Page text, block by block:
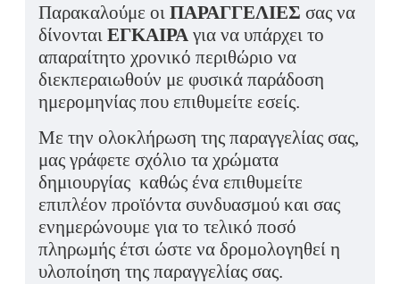
Παρακαλούμε οι ΠΑΡΑΓΓΕΛΙΕΣ σας να
δίνονται ΕΓΚΑΙΡΑ για να υπάρχει το
απαραίτητο χρονικό περιθώριο να
διεκπεραιωθούν με φυσικά παράδοση
ημερομηνίας που επιθυμείτε εσείς.
Με την ολοκλήρωση της παραγγελίας σας,
μας γράφετε σχόλιο τα χρώματα
δημιουργίας καθώς ένα επιθυμείτε
επιπλέον προϊόντα συνδυασμού και σας
ενημερώνουμε για το τελικό ποσό
πληρωμής έτσι ώστε να δρομολογηθεί η
υλοποίηση της παραγγελίας σας.